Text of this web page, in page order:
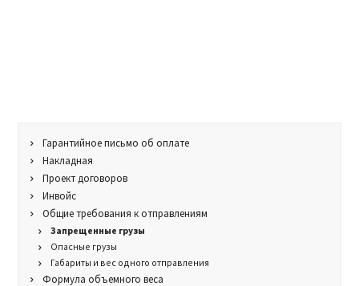
Гарантийное письмо об оплате
Накладная
Проект договоров
Инвойс
Общие требования к отправлениям
Запрещенные грузы
Опасные грузы
Габариты и вес одного отправления
Формула объемного веса